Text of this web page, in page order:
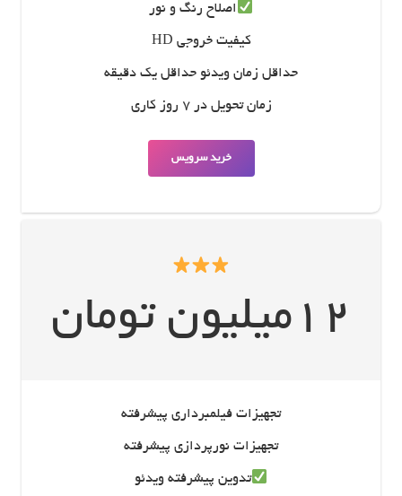
اصلاح رنگ و نور
کیفیت خروجی HD
حداقل زمان ویدئو حداقل یک دقیقه
زمان تحویل در 7 روز کاری
خرید سرویس
12میلیون تومان
تجهیزات فیلمبرداری پیشرفته
تجهیزات نورپردازی پیشرفته
تدوین پیشرفته ویدئو